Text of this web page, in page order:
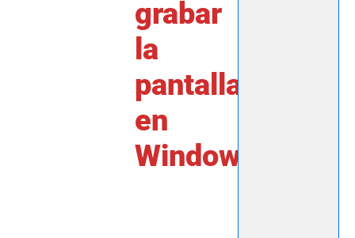
grabar
la
pantalla
en
Windows.